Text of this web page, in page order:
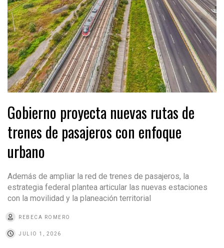
Gobierno proyecta nuevas rutas de
trenes de pasajeros con enfoque
urbano
Además de ampliar la red de trenes de pasajeros, la
estrategia federal plantea articular las nuevas estaciones
con la movilidad y la planeación territorial
REBECA ROMERO
JULIO 1, 2026